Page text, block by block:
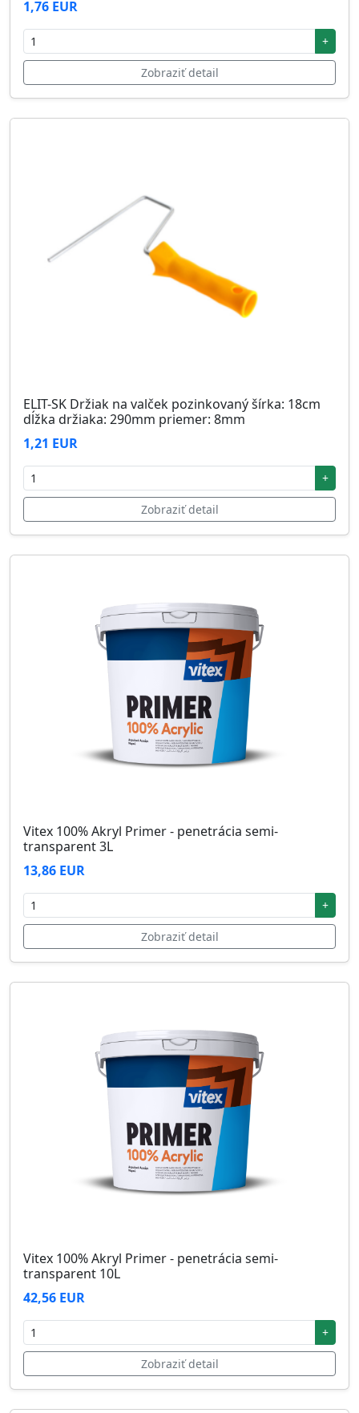
1,76 EUR
+
Zobraziť detail
ELIT-SK Držiak na valček pozinkovaný šírka: 18cm
dĺžka držiaka: 290mm priemer: 8mm
1,21 EUR
+
Zobraziť detail
Vitex 100% Akryl Primer - penetrácia semi-
transparent 3L
13,86 EUR
+
Zobraziť detail
Vitex 100% Akryl Primer - penetrácia semi-
transparent 10L
42,56 EUR
+
Zobraziť detail